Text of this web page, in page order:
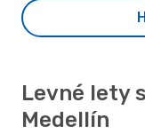
Levné lety
Medellín